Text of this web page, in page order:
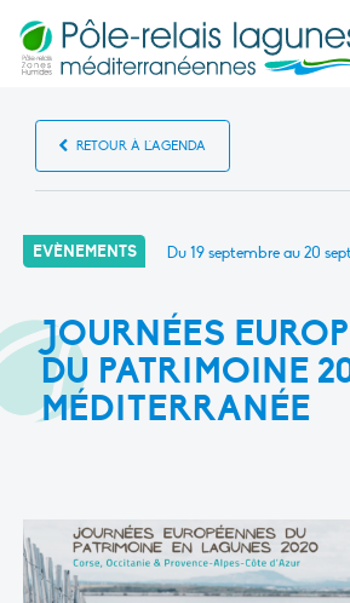
RETOUR À L'AGENDA
EVÈNEMENTS Du 19 septembre au 20
JOURNÉES
DU PATRIMOINE
MÉDITERRANÉE